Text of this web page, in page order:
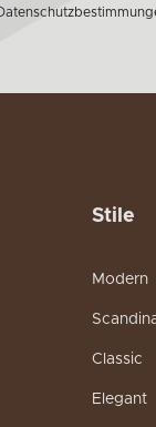
Stile
Modern
Classic
Elegant